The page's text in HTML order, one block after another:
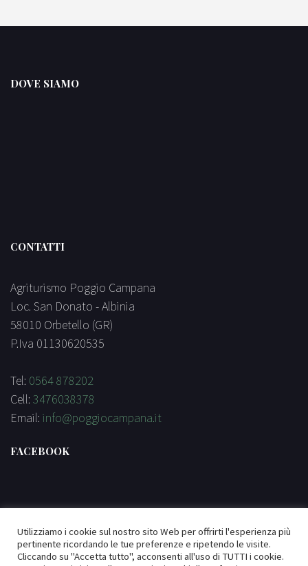
DOVE SIAMO
CONTATTI
Agriturismo Poggio Campana
Loc. San Donato - Albinia
58010 Orbetello (GR)
P.Iva 01130620535
Tel: 0564 878202
Cell: 3476038378
Email: info@poggiocampana.it
FACEBOOK
replica breitling
Utilizziamo i cookie sul nostro sito Web per offrirti l'esperienza più
pertinente ricordando le tue preferenze e ripetendo le visite.
Cliccando su "Accetta tutto", acconsenti all'uso di TUTTI i cookie.